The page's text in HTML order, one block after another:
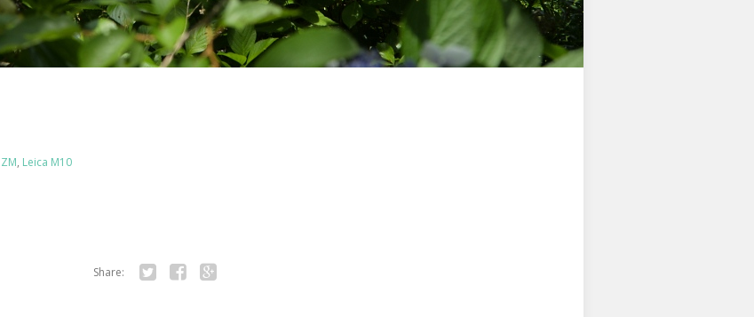
, Leica M10
Share: